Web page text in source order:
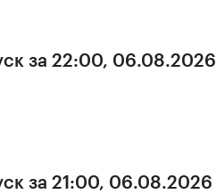
за 22:00, 06.08.2026
за 21:00, 06.08.2026